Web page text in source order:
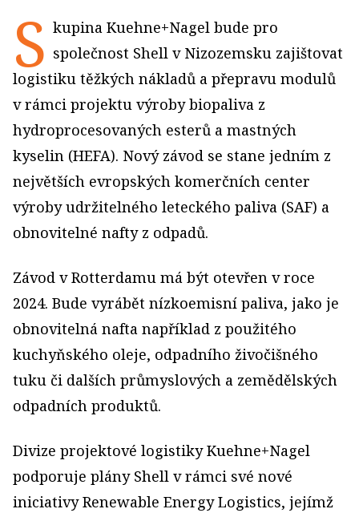
S kupina Kuehne+Nagel bude pro
společnost Shell v Nizozemsku zajištovat
logistiku těžkých nákladů a přepravu modulů
v rámci projektu výroby biopaliva z
hydroprocesovaných esterů a mastných
kyselin (HEFA). Nový závod se stane jedním z
největších evropských komerčních center
výroby udržitelného leteckého paliva (SAF) a
obnovitelné nafty z odpadů.
Závod v Rotterdamu má být otevřen v roce
2024. Bude vyrábět nízkoemisní paliva, jako je
obnovitelná nafta například z použitého
kuchyňského oleje, odpadního živočišného
tuku či dalších průmyslových a zemědělských
odpadních produktů.
Divize projektové logistiky Kuehne+Nagel
podporuje plány Shell v rámci své nové
iniciativy Renewable Energy Logistics, jejímž